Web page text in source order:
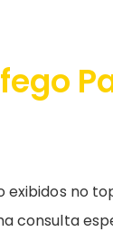
exibidos no
consulta